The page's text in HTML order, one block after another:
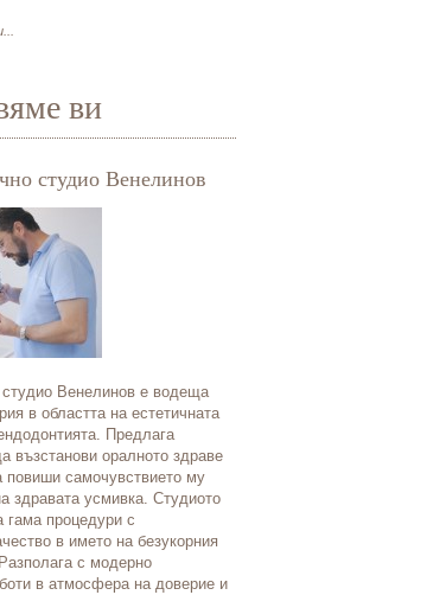
ви
студио Венелинов
студио Венелинов е водеща
в областта на естетичната
Предлага
възстанови оралното здраве
повиши самочувствието му
здравата усмивка. Студиото
гама процедури с
в името на безукорния
с модерно
в атмосфера на доверие и